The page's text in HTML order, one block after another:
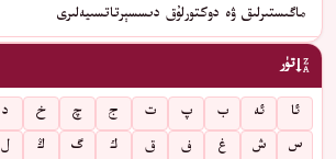
ماگىستىرلىق ۋە دوكتورلۇق دىسسېرتاتسىيەلىرى
تۈر
ئا ئە ب پ ت ج چ خ د
س
ش غ ف ق ك گ ڭ ل